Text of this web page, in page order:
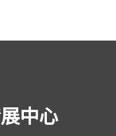
中心